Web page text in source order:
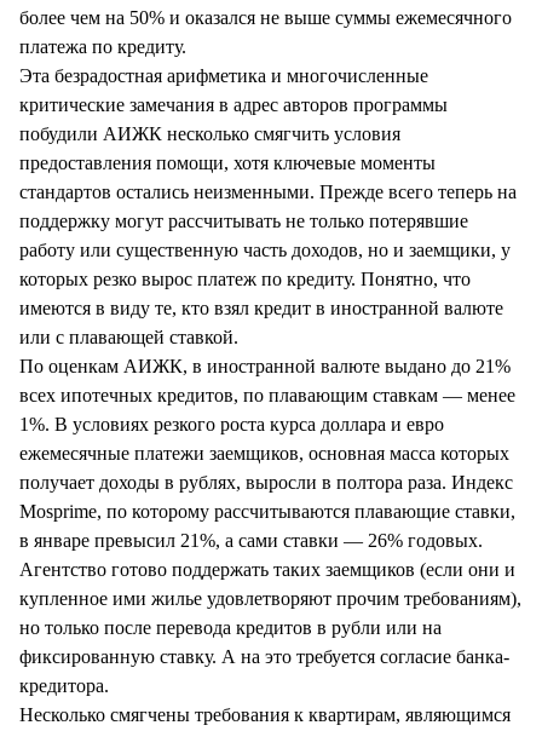
более чем на 50% и оказался не выше суммы ежемесячного
платежа по кредиту.
Эта безрадостная арифметика и многочисленные
критические замечания в адрес авторов программы
побудили АИЖК несколько смягчить условия
предоставления помощи, хотя ключевые моменты
стандартов остались неизменными. Прежде всего теперь на
поддержку могут рассчитывать не только потерявшие
работу или существенную часть доходов, но и заемщики, у
которых резко вырос платеж по кредиту. Понятно, что
имеются в виду те, кто взял кредит в иностранной валюте
или с плавающей ставкой.
По оценкам АИЖК, в иностранной валюте выдано до 21%
всех ипотечных кредитов, по плавающим ставкам — менее
1%. В условиях резкого роста курса доллара и евро
ежемесячные платежи заемщиков, основная масса которых
получает доходы в рублях, выросли в полтора раза. Индекс
Mosprime, по которому рассчитываются плавающие ставки,
в январе превысил 21%, а сами ставки — 26% годовых.
Агентство готово поддержать таких заемщиков (если они и
купленное ими жилье удовлетворяют прочим требованиям),
но только после перевода кредитов в рубли или на
фиксированную ставку. А на это требуется согласие банка-
кредитора.
Несколько смягчены требования к квартирам, являющимся